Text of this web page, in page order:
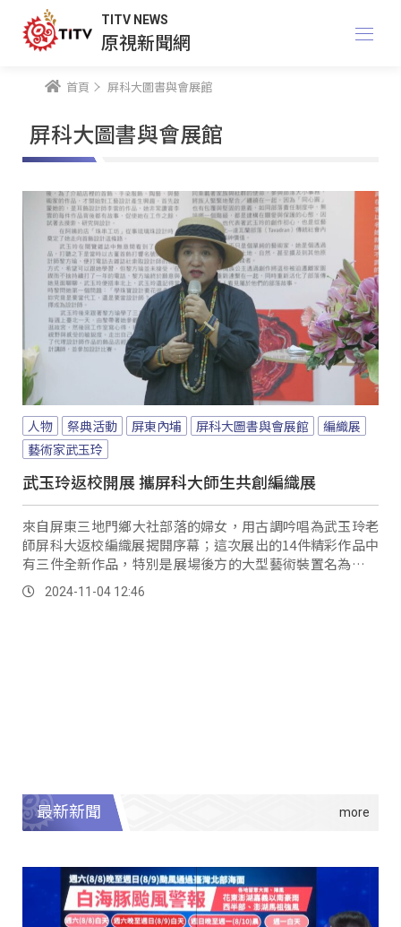
TITV NEWS
原視新聞網
首頁 屏科大圖書與會展館
屏科大圖書與會展館
人物 祭典活動 屏東內埔 屏科大圖書與會展館
編織展
藝術家武玉玲
武玉玲返校開展 攜屏科大師生共創編織展
來自屏東三地門鄉大社部落的婦女，用古調吟唱為武玉玲老
師屏科大返校編織展揭開序幕；這次展出的14件精彩作品中
有三件全新作品，特別是展場後方的大型藝術裝置名為達瓦
蘭部落，運用編織將部落的歷史與生命故事串在一起。
2024-11-04 12:46
最新新聞